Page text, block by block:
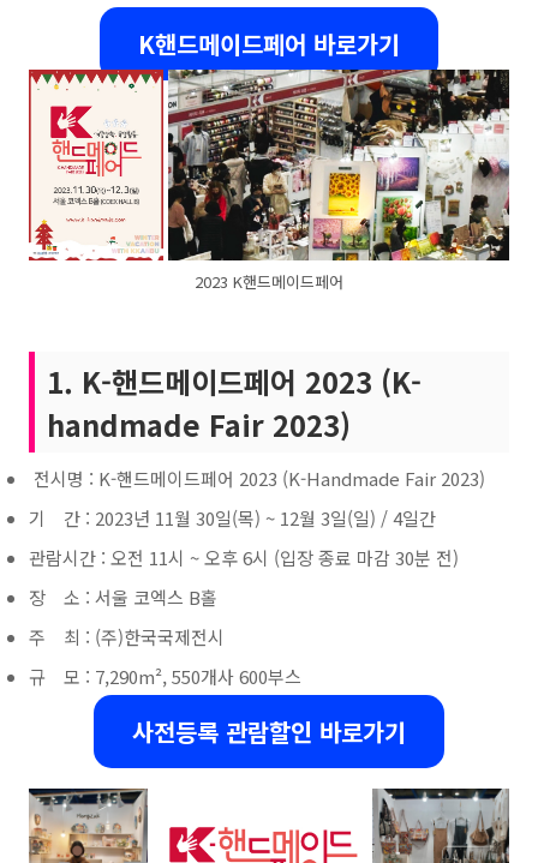
K핸드메이드페어 바로가기
2023 K핸드메이드페어
1. K-핸드메이드페어 2023 (K-
handmade Fair 2023)
전시명 : K-핸드메이드페어 2023 (K-Handmade Fair 2023)
기 간 : 2023년 11월 30일(목) ~ 12월 3일(일) / 4일간
관람시간 : 오전 11시 ~ 오후 6시 (입장 종료 마감 30분 전)
장 소 : 서울 코엑스 B홀
주 최 : (주)한국국제전시
규 모 : 7,290m², 550개사 600부스
사전등록 관람할인 바로가기